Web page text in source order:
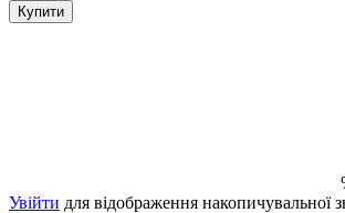
Купити
Увійти для відображення накопичувальної